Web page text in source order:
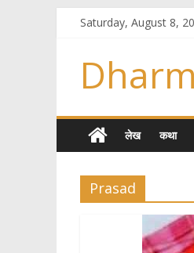
Saturday, August 8,
लेख कथा
Prasad